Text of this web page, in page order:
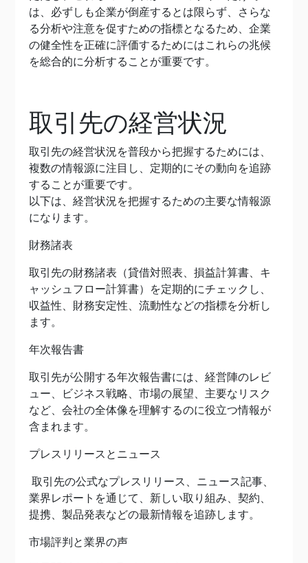
は、必ずしも企業が倒産するとは限らず、さらな
る分析や注意を促すための指標となるため、企業
の健全性を正確に評価するためにはこれらの兆候
を総合的に分析することが重要です。
取引先の経営状況
取引先の経営状況を普段から把握するためには、
複数の情報源に注目し、定期的にその動向を追跡
することが重要です。
以下は、経営状況を把握するための主要な情報源
になります。
財務諸表
取引先の財務諸表（貸借対照表、損益計算書、キ
ャッシュフロー計算書）を定期的にチェックし、
収益性、財務安定性、流動性などの指標を分析し
ます。
年次報告書
取引先が公開する年次報告書には、経営陣のレビ
ュー、ビジネス戦略、市場の展望、主要なリスク
など、会社の全体像を理解するのに役立つ情報が
含まれます。
プレスリリースとニュース
取引先の公式なプレスリリース、ニュース記事、
業界レポートを通じて、新しい取り組み、契約、
提携、製品発表などの最新情報を追跡します。
市場評判と業界の声